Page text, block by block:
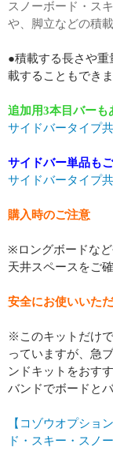
スノーボード・ス
や、脚立などの積
●積載する長さや
載することもできま
追加用3本目バーも
サイドバータイプ
サイドバー単品も
サイドバータイプ
購入時のご注意
※ロングボードな
天井スペースをご
安全にお使いいた
※このキットだけ
っていますが、急
ンドキットをおす
バンドでボードと
【コゾウオプショ
ド・スキー・スノ